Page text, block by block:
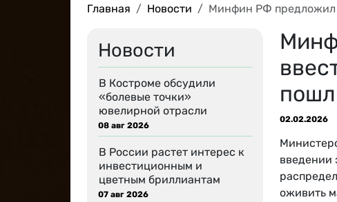
Главная Новости Минфин РФ предложил
Новости
В Костроме обсудили
«болевые точки»
ювелирной отрасли
08 авг 2026
В России растет интерес к
инвестиционным и
цветным бриллиантам
07 авг 2026
02.02.2026
введении
оживить